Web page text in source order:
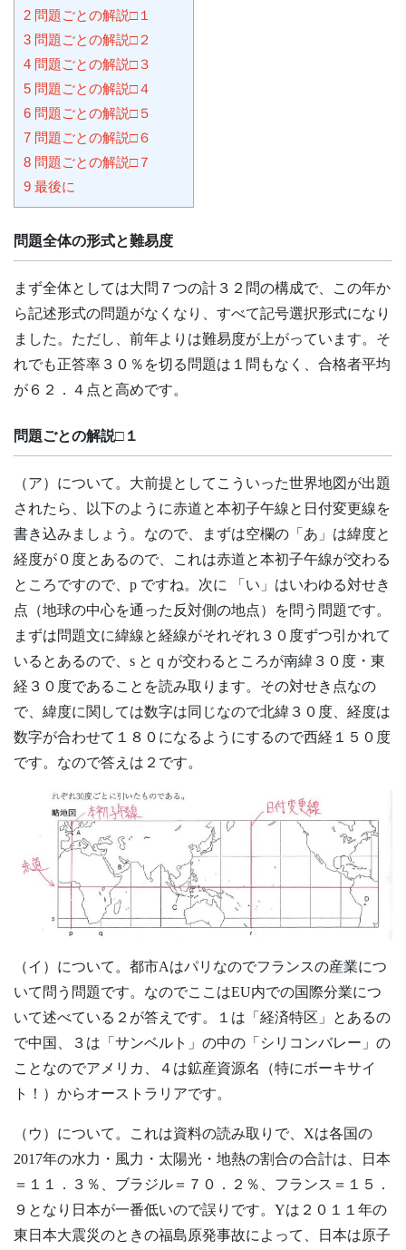
2 問題ごとの解説□１
3 問題ごとの解説□２
4 問題ごとの解説□３
5 問題ごとの解説□４
6 問題ごとの解説□５
7 問題ごとの解説□６
8 問題ごとの解説□７
9 最後に
問題全体の形式と難易度
まず全体としては大問７つの計３２問の構成で、この年か
ら記述形式の問題がなくなり、すべて記号選択形式になり
ました。ただし、前年よりは難易度が上がっています。そ
れでも正答率３０％を切る問題は１問もなく、合格者平均
が６２．４点と高めです。
問題ごとの解説□１
（ア）について。大前提としてこういった世界地図が出題
されたら、以下のように赤道と本初子午線と日付変更線を
書き込みましょう。なので、まずは空欄の「あ」は緯度と
経度が０度とあるので、これは赤道と本初子午線が交わる
ところですので、p ですね。次に 「い」はいわゆる対せき
点（地球の中心を通った反対側の地点）を問う問題です。
まずは問題文に緯線と経線がそれぞれ３０度ずつ引かれて
いるとあるので、s と q が交わるところが南緯３０度・東
経３０度であることを読み取ります。その対せき点なの
で、緯度に関しては数字は同じなので北緯３０度、経度は
数字が合わせて１８０になるようにするので西経１５０度
です。なので答えは２です。
（イ）について。都市Aはパリなのでフランスの産業につ
いて問う問題です。なのでここはEU内での国際分業につ
いて述べている２が答えです。１は「経済特区」とあるの
で中国、３は「サンベルト」の中の「シリコンバレー」の
ことなのでアメリカ、４は鉱産資源名（特にボーキサイ
ト！）からオーストラリアです。
（ウ）について。これは資料の読み取りで、Xは各国の
2017年の水力・風力・太陽光・地熱の割合の合計は、日本
＝１１．３％、ブラジル＝７０．２％、フランス＝１５．
９となり日本が一番低いので誤りです。Yは２０１１年の
東日本大震災のときの福島原発事故によって、日本は原子